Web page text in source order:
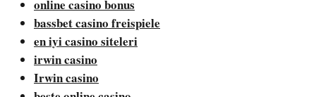
online casino bonus
bassbet casino freispiele
en iyi casino siteleri
irwin casino
Irwin casino